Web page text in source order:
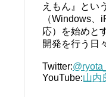
えもん』とい
（Windows
応）を始めと
開発を行う日
Twitter:
YouTube:山内